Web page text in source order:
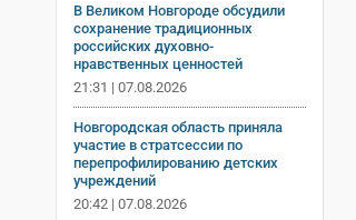
В Великом Новгороде обсудили
сохранение традиционных
российских духовно-
нравственных ценностей
21:31 | 07.08.2026
Новгородская область приняла
участие в стратсессии по
перепрофилированию детских
учреждений
20:42 | 07.08.2026